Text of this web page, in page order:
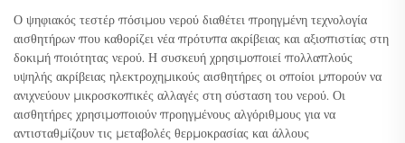
Ο ψηφιακός τεστέρ πόσιμου νερού διαθέτει προηγμένη τεχνολογία
αισθητήρων που καθορίζει νέα πρότυπα ακρίβειας και αξιοπιστίας στη
δοκιμή ποιότητας νερού. Η συσκευή χρησιμοποιεί πολλαπλούς
υψηλής ακρίβειας ηλεκτροχημικούς αισθητήρες οι οποίοι μπορούν να
ανιχνεύουν μικροσκοπικές αλλαγές στη σύσταση του νερού. Οι
αισθητήρες χρησιμοποιούν προηγμένους αλγόριθμους για να
αντισταθμίζουν τις μεταβολές θερμοκρασίας και άλλους